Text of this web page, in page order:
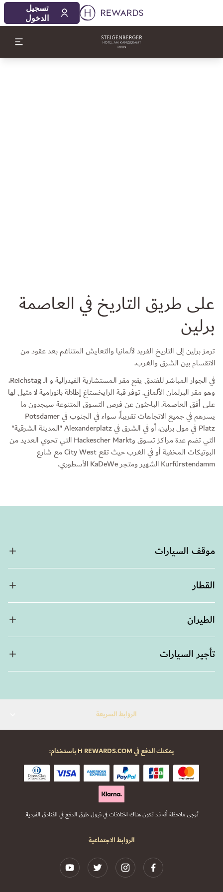
تسجيل
الدخول
على طريق التاريخ في العاصمة
برلين
ترمز برلين إلى التاريخ الفريد لألمانيا والتعايش المتناغم بعد عقود من
الانقسام بين الشرق والغرب.
في الجوار المباشر للفندق يقع مقر المستشارية الفيدرالية و الـ Reichstag،
وهو مقر البرلمان الألماني. توفر قبة الرايخستاغ إطلالة بانورامية لا مثيل لها
على أفق العاصمة. الباحثون عن فرص التسوق المتنوعة سيجدون ما
يسرهم في جميع الاتجاهات تقريباً، سواء في الجنوب في Potsdamer
Platz في مول برلين، أو في الشرق في Alexanderplatz "المدينة الشرقية"
التي تضم عدة مراكز تسوق وHackescher Markt التي تحوي العديد من
البوتيكات المخفية أو في الغرب حيث تقع City West مع شارع
Kurfürstendamm الشهير ومتجر KaDeWe الأسطوري.
موقف السيارات
القطار
الطيران
تأجير السيارات
الروابط السريعة
الروابط الاجتماعية
يمكنك الدفع في H REWARDS.COM باستخدام:
تُرجى ملاحظة أنه قد تكون هناك اختلافات في قبول طرق الدفع في الفنادق الفردية.